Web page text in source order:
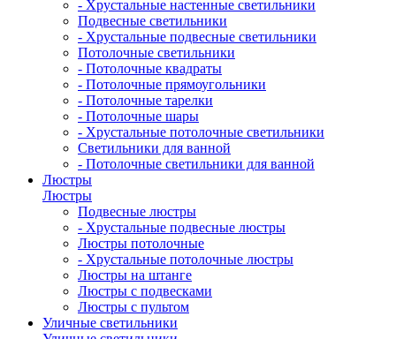
- Хрустальные настенные светильники
Подвесные светильники
- Хрустальные подвесные светильники
Потолочные светильники
- Потолочные квадраты
- Потолочные прямоугольники
- Потолочные тарелки
- Потолочные шары
- Хрустальные потолочные светильники
Светильники для ванной
- Потолочные светильники для ванной
Люстры
Люстры
Подвесные люстры
- Хрустальные подвесные люстры
Люстры потолочные
- Хрустальные потолочные люстры
Люстры на штанге
Люстры с подвесками
Люстры с пультом
Уличные светильники